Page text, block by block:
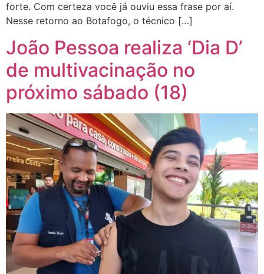
forte. Com certeza você já ouviu essa frase por aí.
Nesse retorno ao Botafogo, o técnico […]
João Pessoa realiza ‘Dia D’
de multivacinação no
próximo sábado (18)